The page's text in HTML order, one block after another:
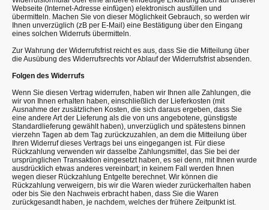
Webseite (Internet-Adresse einfügen) elektronisch ausfüllen und
übermitteln. Machen Sie von dieser Möglichkeit Gebrauch, so werden wir
Ihnen unverzüglich (zB per E-Mail) eine Bestätigung über den Eingang
eines solchen Widerrufs übermitteln.
Zur Wahrung der Widerrufsfrist reicht es aus, dass Sie die Mitteilung über
die Ausübung des Widerrufsrechts vor Ablauf der Widerrufsfrist absenden.
Folgen des Widerrufs
Wenn Sie diesen Vertrag widerrufen, haben wir Ihnen alle Zahlungen, die
wir von Ihnen erhalten haben, einschließlich der Lieferkosten (mit
Ausnahme der zusätzlichen Kosten, die sich daraus ergeben, dass Sie
eine andere Art der Lieferung als die von uns angebotene, günstigste
Standardlieferung gewählt haben), unverzüglich und spätestens binnen
vierzehn Tagen ab dem Tag zurückzuzahlen, an dem die Mitteilung über
Ihren Widerruf dieses Vertrags bei uns eingegangen ist. Für diese
Rückzahlung verwenden wir dasselbe Zahlungsmittel, das Sie bei der
ursprünglichen Transaktion eingesetzt haben, es sei denn, mit Ihnen wurde
ausdrücklich etwas anderes vereinbart; in keinem Fall werden Ihnen
wegen dieser Rückzahlung Entgelte berechnet. Wir können die
Rückzahlung verweigern, bis wir die Waren wieder zurückerhalten haben
oder bis Sie den Nachweis erbracht haben, dass Sie die Waren
zurückgesandt haben, je nachdem, welches der frühere Zeitpunkt ist.